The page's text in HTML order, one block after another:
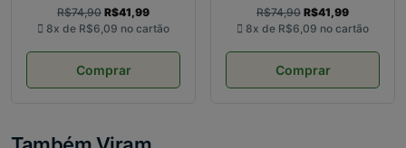
R$74,90 R$41,99
8x de R$6,09 no cartão
Comprar
R$74,90 R$41,99
8x de R$6,09 no cartão
Comprar